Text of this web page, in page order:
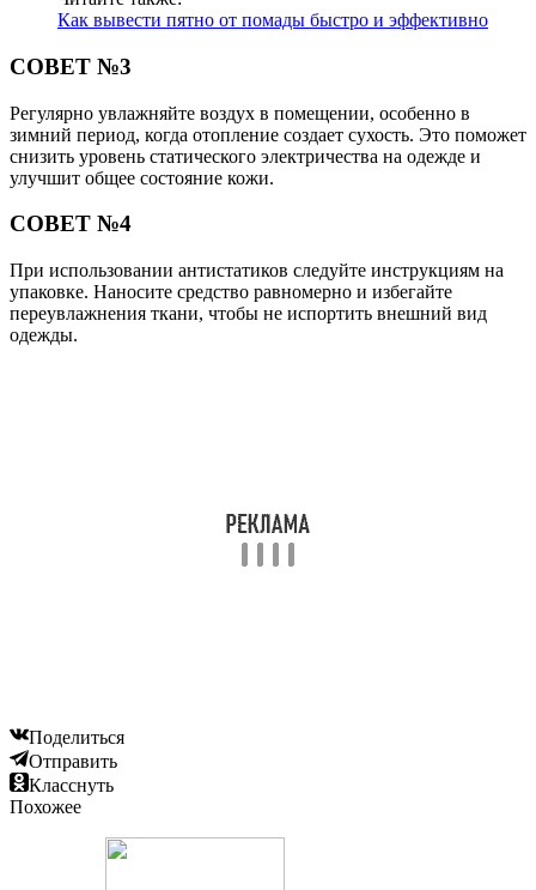
Как вывести пятно от помады быстро и эффективно
СОВЕТ №3
Регулярно увлажняйте воздух в помещении, особенно в
зимний период, когда отопление создает сухость. Это поможет
снизить уровень статического электричества на одежде и
улучшит общее состояние кожи.
СОВЕТ №4
При использовании антистатиков следуйте инструкциям на
упаковке. Наносите средство равномерно и избегайте
переувлажнения ткани, чтобы не испортить внешний вид
одежды.
Поделиться
Отправить
Класснуть
Похожее